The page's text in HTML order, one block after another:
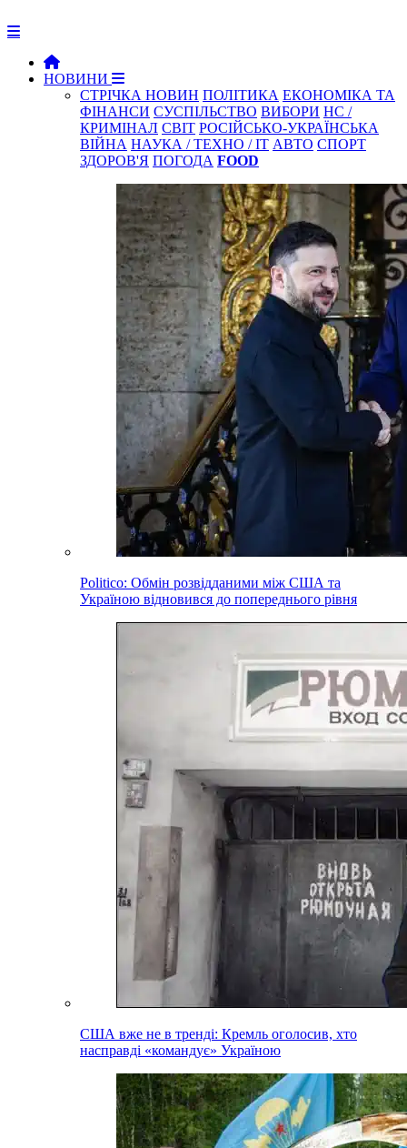
НОВИНИ
СТРІЧКА НОВИН ПОЛІТИКА ЕКОНОМІКА ТА
ФІНАНСИ СУСПІЛЬСТВО ВИБОРИ НС /
КРИМІНАЛ СВІТ РОСІЙСЬКО-УКРАЇНСЬКА
ВІЙНА НАУКА / ТЕХНО / IT АВТО СПОРТ
ЗДОРОВ'Я ПОГОДА FOOD
Politico: Обмін розвідданими між США та
Україною відновився до попереднього рівня
США вже не в тренді: Кремль оголосив, хто
насправді «командує» Україною